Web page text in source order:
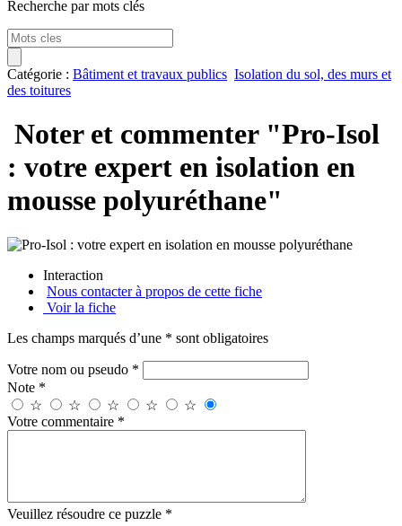
Recherche par mots clés
Catégorie : Bâtiment et travaux publics Isolation du sol, des murs et
des toitures
Noter et commenter "Pro-Isol
: votre expert en isolation en
mousse polyuréthane"
Interaction
Nous contacter à propos de cette fiche
Voir la fiche
Les champs marqués d’une * sont obligatoires
Votre nom ou pseudo *
Note *
☆
☆ ☆ ☆
☆
Votre commentaire *
Veuillez résoudre ce puzzle *